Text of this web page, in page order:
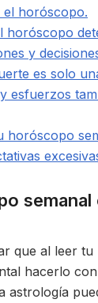
el horóscopo.
horóscopo
y
es solo
esfuerzos
horóscopo
semanal
que al leer
hacerlo
astrología